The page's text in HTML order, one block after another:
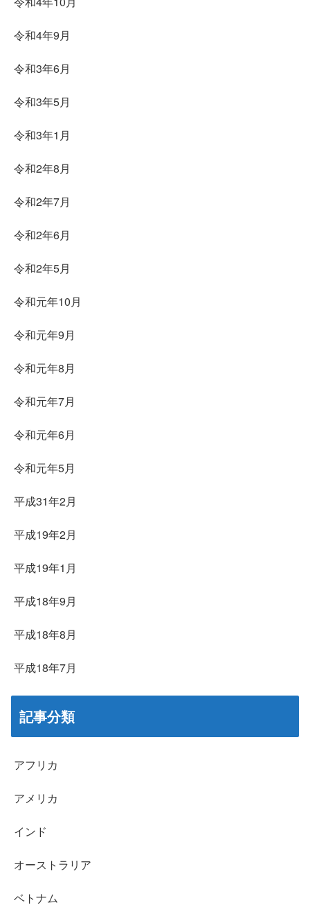
令和4年9月
令和3年6月
令和3年5月
令和3年1月
令和2年8月
令和2年7月
令和2年6月
令和2年5月
令和元年10月
令和元年9月
令和元年8月
令和元年7月
令和元年6月
令和元年5月
平成31年2月
平成19年2月
平成19年1月
平成18年9月
平成18年8月
平成18年7月
記事分類
アフリカ
アメリカ
インド
オーストラリア
ベトナム